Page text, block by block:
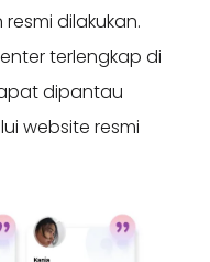
dilakukan.
terlengkap di
dipantau
website resmi